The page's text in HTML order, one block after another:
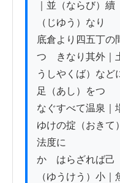
｜並（ならび）
（じゆう）なり
底倉より四五丁の
つゞきなり其外｜
うしやくば）など
足（あし）をつ
なぐすべて温泉｜
ゆけの掟（おきて
法度に
かゝはらざれば己
（ゆうけう）小